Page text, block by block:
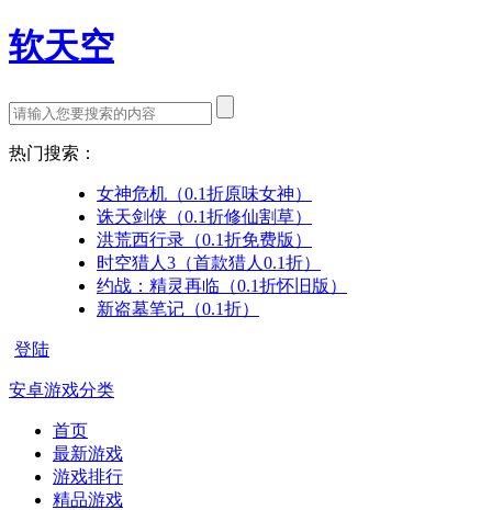
软天空
热门搜索：
女神危机（0.1折原味女神）
诛天剑侠（0.1折修仙割草）
洪荒西行录（0.1折免费版）
时空猎人3（首款猎人0.1折）
约战：精灵再临（0.1折怀旧版）
新盗墓笔记（0.1折）
登陆
安卓游戏分类
首页
最新游戏
游戏排行
精品游戏